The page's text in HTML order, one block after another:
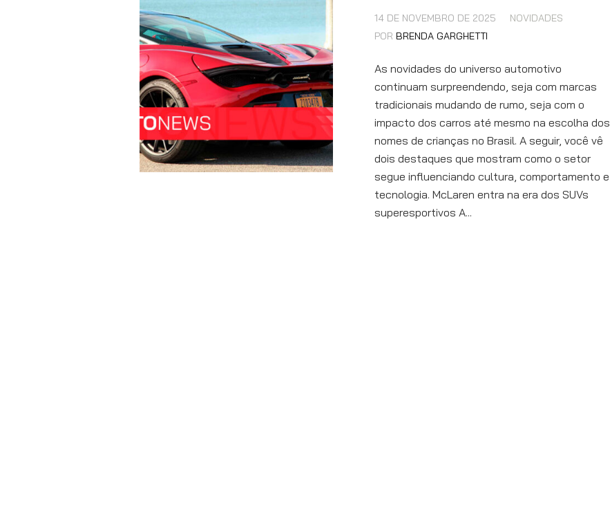
14 DE NOVEMBRO DE 2025
NOVIDADES
POR BRENDA GARGHETTI
As novidades do universo automotivo
continuam surpreendendo, seja com marcas
tradicionais mudando de rumo, seja com o
impacto dos carros até mesmo na escolha dos
nomes de crianças no Brasil. A seguir, você vê
dois destaques que mostram como o setor
segue influenciando cultura, comportamento e
tecnologia. McLaren entra na era dos SUVs
superesportivos A...